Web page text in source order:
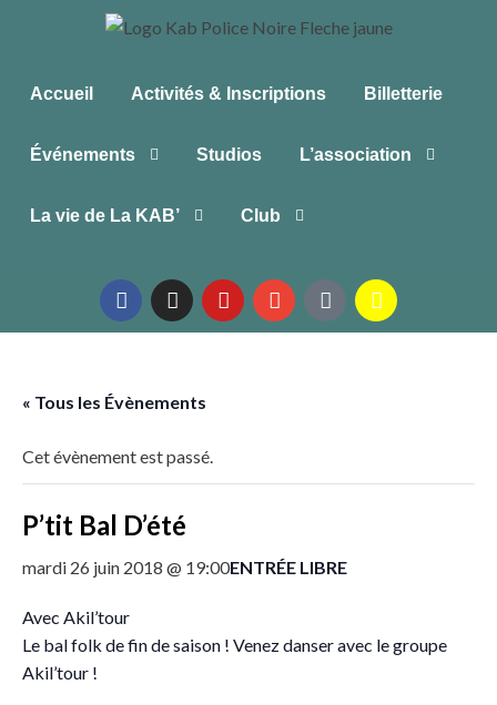
Accueil Activités & Inscriptions Billetterie
Événements Studios L’association
La vie de La KAB’ Club
« Tous les Évènements
Cet évènement est passé.
P’tit Bal D’été
mardi 26 juin 2018 @ 19:00ENTRÉE LIBRE
Avec Akil’tour
Le bal folk de fin de saison ! Venez danser avec le groupe
Akil’tour !